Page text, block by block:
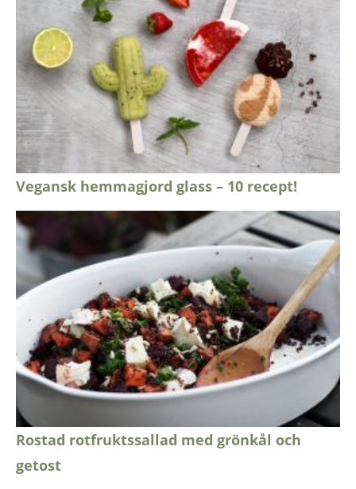
Vegansk hemmagjord glass – 10 recept!
Rostad rotfruktssallad med grönkål och
getost